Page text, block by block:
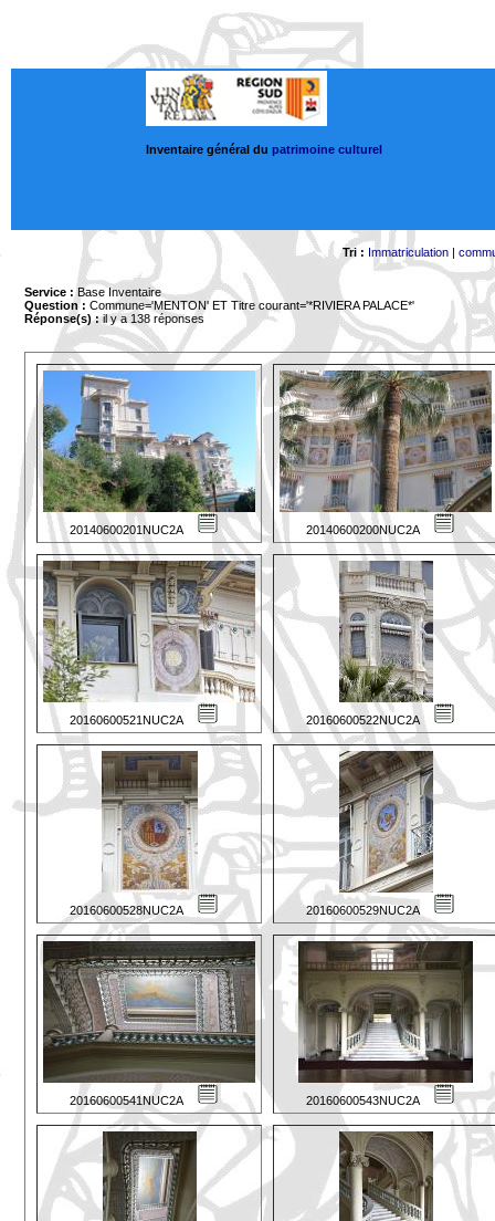
Inventaire général du patrimoine culturel
Tri : Immatriculation|
Service : Base Inventaire
Question : Commune='MENTON' ET Titre courant='*RIVIERA PALACE*'
Réponse(s) :il y a 138 réponses
20140600201NUC2A 20140600200NUC2A
20160600521NUC2A 20160600522NUC2A
20160600528NUC2A 20160600529NUC2A
20160600541NUC2A 20160600543NUC2A